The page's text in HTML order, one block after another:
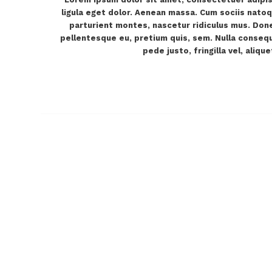
ligula eget dolor. Aenean massa. Cum sociis
parturient montes, nascetur ridiculus mus.
pellentesque eu, pretium quis, sem. Nulla
pede justo, fringilla vel,